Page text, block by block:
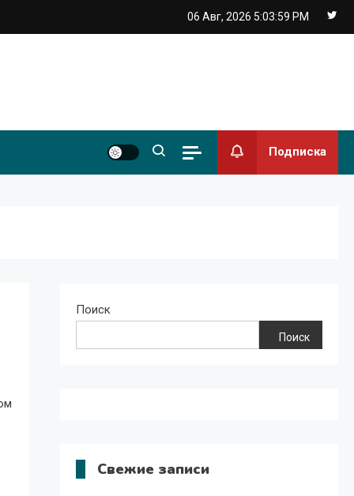
06 Авг, 2026 5:04:00 PM
Подписка
Поиск
Поиск
Свежие записи